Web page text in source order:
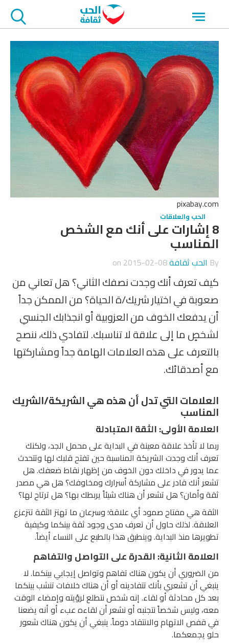
Open
menu
pixabay.com
الحب والعلاقات
8 إشارات على أنك مع الشخص
المناسب
By الحب ثقافة2015-02-08
كيف تعرف أنك وجدت نصفك الثاني؟ هل تعاني من
صعوبة في اختيار شريك/ة الحياة؟ من الممكن جداً
أن يدفعك الخوف من العزوبية أو انجذابك الجنسي
لشخصٍ ما إلى علاقة لا تناسبك. لتفادي ذلك، ننصح
بالتعرف على هذه العلامات الهامة جداً ومشاركتها
مع أصدقائك.
العلامات التي تدل أن هذه هي الشريكة/الشريك
المناسب
العلامة الأولى: الثقة المتبادلة
ربما لا تأخذ علاقة معينة في البداية على محمل الجد، ولكنك
تعرف أنك وجدت الشريكة المناسبة حين تفتح قلبك لها وتتحدث
عما يدور في داخلك دون الخوف من إظهار نقاط ضعفك. هل
تشعر أنك قادر على مشاركة أسرارك ومخاوفك؟ هل هي مصدر
ثقة وأمان؟ هل تشعر أن هناك شيئاً يربطك بها؟ هل ترتاح لها؟
الثقة هي مفتاح صمود أي علاقة؛ وسرعان ما تهتز الثقة تتزعزع
العلاقة. لذلك حاول أن تعرف مدى وجود ثقة بينكما وكيفية
تطويرها منذ البداية. وينطبق هذا بالطبع على النساء أيضاً.
العلامة الثانية: القدرة على التواصل والتفاهم
من الضروري أن يكون هناك تفاهم وتواصل إيجابي بينكما. لا
ينبغي أن تشعري بأنك تتفادينه أو أن هناك خلافات تنشب بينكما
بعد كل محادثة أو لقاء. إنه شخص نتطلع لرؤيته وإمضاء الوقت
معه، وليس شخصاً نتجنبه أو نشعر أن لقاءه عبء أو أنه يضعنا
في قفص الاتهام والانتقاد دوماً. ينبغي أن يكون هناك شعور
حلو يجمعكما.